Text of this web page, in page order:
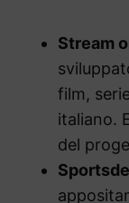
Stream
film,
italiano.
del